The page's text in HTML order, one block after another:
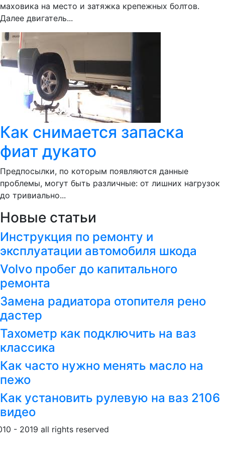
маховика на место и затяжка крепежных болтов.
Далее двигатель...
Как снимается запаска
фиат дукато
Предпосылки, по которым появляются данные
проблемы, могут быть различные: от лишних нагрузок
до тривиально...
Новые статьи
Инструкция по ремонту и
эксплуатации автомобиля шкода
Volvo пробег до капитального
ремонта
Замена радиатора отопителя рено
дастер
Тахометр как подключить на ваз
классика
Как часто нужно менять масло на
пежо
Как установить рулевую на ваз 2106
видео
- 2019 all rights reserved